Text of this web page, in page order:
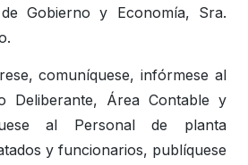
Gobierno y Economía, Sra.
comuníquese, infórmese al
Deliberante, Área Contable y
al Personal de planta
y funcionarios, publíquese